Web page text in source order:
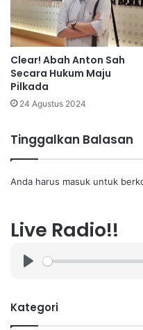
Clear! Abah Anton Sah
Secara Hukum Maju
Pilkada
24 Agustus 2024
Tinggalkan Balasan
Anda harus masuk untuk
Live Radio!!
a
Kategori